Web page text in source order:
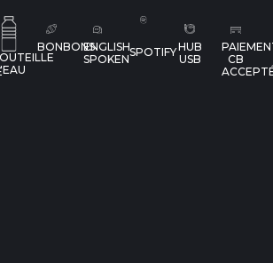
BONBONSENGLISH
SPOKEN
SPOTIFYHUB
USB
CB